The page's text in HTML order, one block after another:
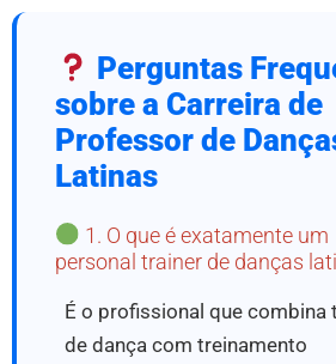
Perguntas
sobre a Carreira de
Professor de
Latinas
1. O que é exatamente um
personal trainer de danças
É o profissional que combina
de dança com treinamento